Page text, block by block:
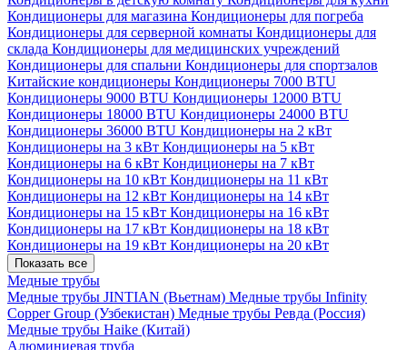
Кондиционеры для магазина Кондиционеры для погреба
Кондиционеры для серверной комнаты Кондиционеры для
склада Кондиционеры для медицинских учреждений
Кондиционеры для спальни Кондиционеры для спортзалов
Китайские кондиционеры Кондиционеры 7000 BTU
Кондиционеры 9000 BTU Кондиционеры 12000 BTU
Кондиционеры 18000 BTU Кондиционеры 24000 BTU
Кондиционеры 36000 BTU Кондиционеры на 2 кВт
Кондиционеры на 3 кВт Кондиционеры на 5 кВт
Кондиционеры на 6 кВт Кондиционеры на 7 кВт
Кондиционеры на 10 кВт Кондиционеры на 11 кВт
Кондиционеры на 12 кВт Кондиционеры на 14 кВт
Кондиционеры на 15 кВт Кондиционеры на 16 кВт
Кондиционеры на 17 кВт Кондиционеры на 18 кВт
Кондиционеры на 19 кВт Кондиционеры на 20 кВт
Показать все
Медные трубы
Медные трубы JINTIAN (Вьетнам) Медные трубы Infinity
Copper Group (Узбекистан) Медные трубы Ревда (Россия)
Медные трубы Haike (Китай)
Алюминиевая труба